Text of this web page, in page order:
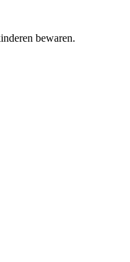
bewaren.